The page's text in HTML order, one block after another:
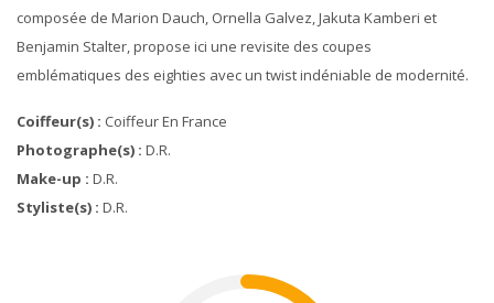
composée de Marion Dauch, Ornella Galvez, Jakuta Kamberi et
Benjamin Stalter, propose ici une revisite des coupes
emblématiques des eighties avec un twist indéniable de modernité.
Coiffeur(s) : Coiffeur En France
Photographe(s) : D.r.
Make-up : D.r.
Styliste(s) : D.r.